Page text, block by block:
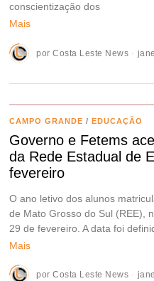
conscientização dos
Mais
porCosta Leste News
CAMPO GRANDE / EDUCAÇÃO
Governo e Fetems
da Rede Estadual de
fevereiro
O ano letivo dos alunos
de Mato Grosso do Sul (REE),
29 de fevereiro. A data foi
Mais
porCosta Leste News